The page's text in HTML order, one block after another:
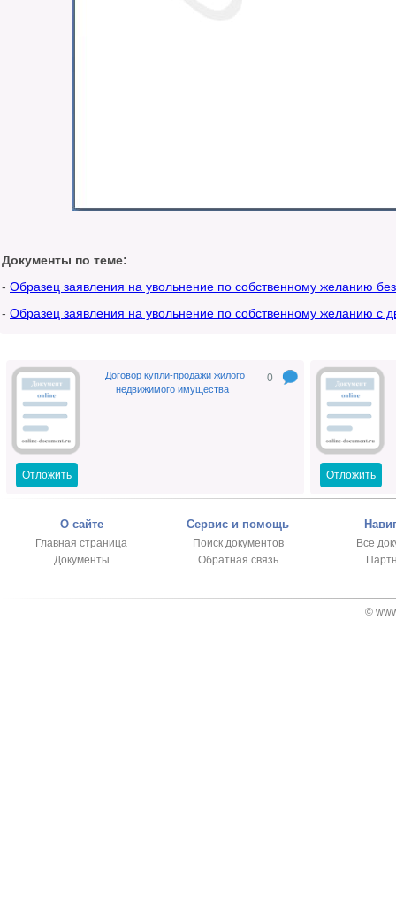
Документы по теме:
- Образец заявления на увольнение по собственному желанию без
- Образец заявления на увольнение по собственному желанию с
0
Договор купли-продажи жилого
недвижимого имущества
Отложить Отложить
О сайте
Главная страница
Документы
Сервис и помощь
Поиск документов
Обратная связь
Все
©